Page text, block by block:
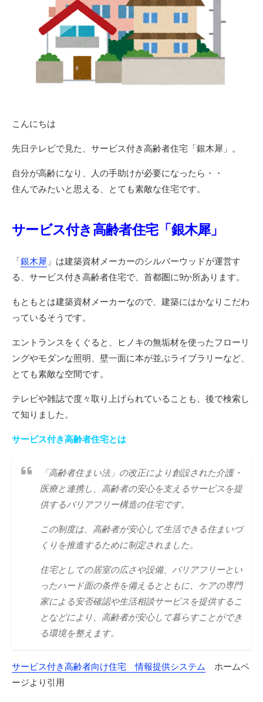
こんにちは
先日テレビで見た、サービス付き高齢者住宅「銀木犀」。
自分が高齢になり、人の手助けが必要になったら・・
住んでみたいと思える、とても素敵な住宅です。
サービス付き高齢者住宅「銀木犀」
「銀木犀 」は建築資材メーカーのシルバーウッドが運営す
る、サービス付き高齢者住宅で、首都圏に9か所あります。
もともとは建築資材メーカーなので、建築にはかなりこだわ
っているそうです。
エントランスをくぐると、ヒノキの無垢材を使ったフローリ
ングやモダンな照明、壁一面に本が並ぶライブラリーなど、
とても素敵な空間です。
テレビや雑誌で度々取り上げられていることも、後で検索し
て知りました。
サービス付き高齢者住宅とは
「高齢者住まい法」の改正により創設された介護・
医療と連携し、高齢者の安心を支えるサービスを提
供するバリアフリー構造の住宅です。
この制度は、高齢者が安心して生活できる住まいづ
くりを推進するために制定されました。
住宅としての居室の広さや設備、バリアフリーとい
ったハード面の条件を備えるとともに、ケアの専門
家による安否確認や生活相談サービスを提供するこ
となどにより、高齢者が安心して暮らすことができ
る環境を整えます。
サービス付き高齢者向け住宅 情報提供システム ホームペ
ージより引用